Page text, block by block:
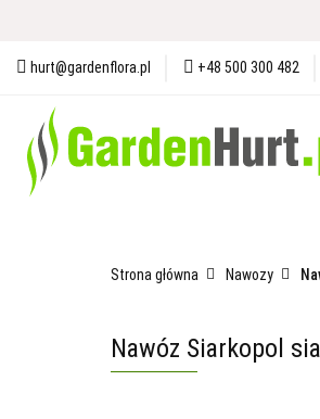
hurt@gardenflora.pl +48 500 300 482
Strona główna Nawozy
Nawóz Siarkopol